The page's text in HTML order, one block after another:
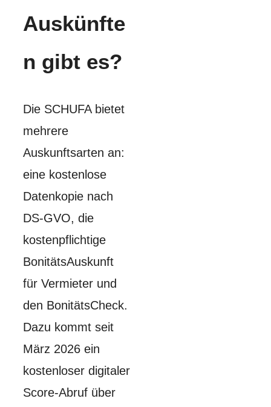
Auskünfte
n gibt es?
Die SCHUFA bietet
mehrere
Auskunftsarten an:
eine kostenlose
Datenkopie nach
DS-GVO, die
kostenpflichtige
BonitätsAuskunft
für Vermieter und
den BonitätsCheck.
Dazu kommt seit
März 2026 ein
kostenloser digitaler
Score-Abruf über